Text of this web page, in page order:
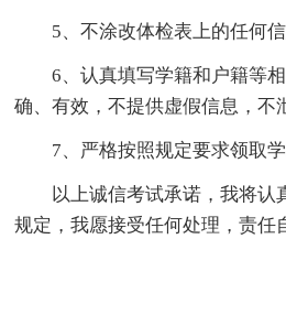
5、不涂改体检表上的任何信
6、认真填写学籍和户籍等
确、有效，不提供虚假信息，不
7、严格按照规定要求领取学
以上诚信考试承诺，我将认
规定，我愿接受任何处理，责任